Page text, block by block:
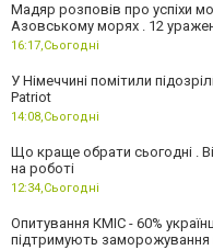
Мадяр розповів про успіхи
Азовському морях . 12
16:17,Сьогодні
У Німеччині помітили
Patriot
14:08,Сьогодні
Що краще обрати сьогодні .
на роботі
12:34,Сьогодні
Опитування КМІС - 60%
підтримують заморожування